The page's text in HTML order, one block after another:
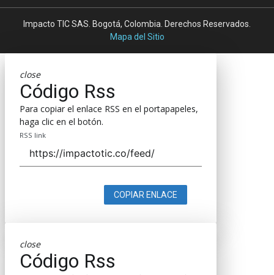
Impacto TIC SAS. Bogotá, Colombia. Derechos Reservados.
Mapa del Sitio
close
Código Rss
Para copiar el enlace RSS en el portapapeles,
haga clic en el botón.
RSS link
COPIAR ENLACE
close
Código Rss